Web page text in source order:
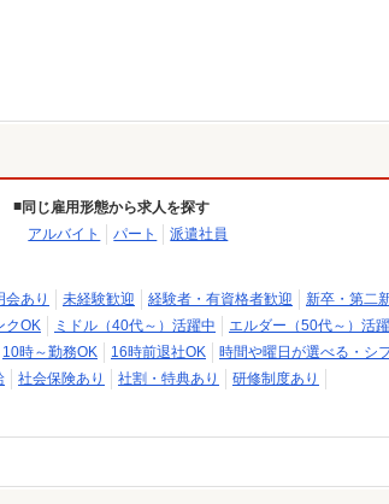
同じ雇用形態から求人を探す
アルバイト
パート 派遣社員
会あり 未経験歓迎 経験者・有資格者歓迎
新卒・第二
クOK ミドル（40代～）活躍中
エルダー（50代～）活
10時～勤務OK 16時前退社OK
時間や曜日が選べる・シ
社会保険あり 社割・特典あり
研修制度あり